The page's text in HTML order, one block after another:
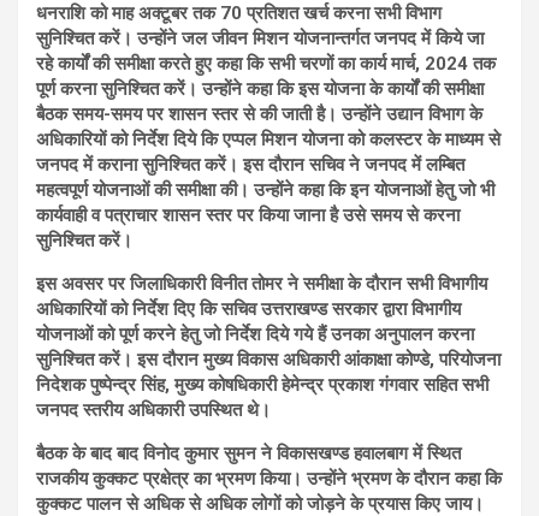
धनराशि को माह अक्टूबर तक 70 प्रतिशत खर्च करना सभी विभाग
सुनिश्चित करें। उन्होंने जल जीवन मिशन योजनान्तर्गत जनपद में किये जा
रहे कार्यों की समीक्षा करते हुए कहा कि सभी चरणों का कार्य मार्च, 2024 तक
पूर्ण करना सुनिश्चित करें। उन्होंने कहा कि इस योजना के कार्यों की समीक्षा
बैठक समय-समय पर शासन स्तर से की जाती है। उन्होंने उद्यान विभाग के
अधिकारियों को निर्देश दिये कि एप्पल मिशन योजना को कलस्टर के माध्यम से
जनपद में कराना सुनिश्चित करें। इस दौरान सचिव ने जनपद में लम्बित
महत्वपूर्ण योजनाओं की समीक्षा की। उन्होंने कहा कि इन योजनाओं हेतु जो भी
कार्यवाही व पत्राचार शासन स्तर पर किया जाना है उसे समय से करना
सुनिश्चित करें।
इस अवसर पर जिलाधिकारी विनीत तोमर ने समीक्षा के दौरान सभी विभागीय
अधिकारियों को निर्देश दिए कि सचिव उत्तराखण्ड सरकार द्वारा विभागीय
योजनाओं को पूर्ण करने हेतु जो निर्देश दिये गये हैं उनका अनुपालन करना
सुनिश्चित करें। इस दौरान मुख्य विकास अधिकारी आंकाक्षा कोण्डे, परियोजना
निदेशक पुष्पेन्द्र सिंह, मुख्य कोषधिकारी हेमेन्द्र प्रकाश गंगवार सहित सभी
जनपद स्तरीय अधिकारी उपस्थित थे।
बैठक के बाद बाद विनोद कुमार सुमन ने विकासखण्ड हवालबाग में स्थित
राजकीय कुक्कट प्रक्षेत्र का भ्रमण किया। उन्होंने भ्रमण के दौरान कहा कि
कुक्कट पालन से अधिक से अधिक लोगों को जोड़ने के प्रयास किए जाय।